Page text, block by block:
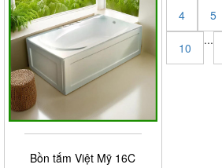
Bồn tắm Việt Mỹ 16C
4 5
10
...